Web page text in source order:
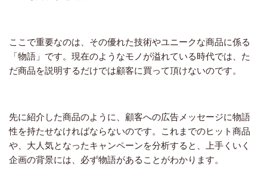
ここで重要なのは、その優れた技術やユニークな商品に係る
「物語」です。現在のようなモノが溢れている時代では、た
だ商品を説明するだけでは顧客に買って頂けないのです。
先に紹介した商品のように、顧客への広告メッセージに物語
性を持たせなければならないのです。これまでのヒット商品
や、大人気となったキャンペーンを分析すると、上手くいく
企画の背景には、必ず物語があることがわかります。